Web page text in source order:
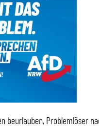
beurlauben, Problemlöser